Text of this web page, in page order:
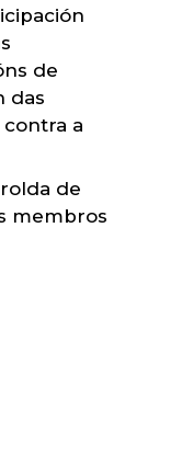
de
das
a
de
membros